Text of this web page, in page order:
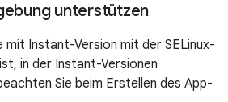
unterstützen
mit Instant-Version mit der SELinux-
in der Instant-Versionen
Sie beim Erstellen des App-